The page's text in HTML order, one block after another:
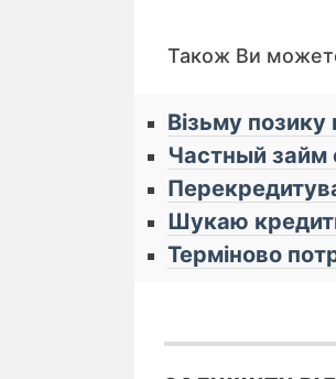
Також Ви
Візьму
Частный займ
Шукаю
Терміново
До уваги кредиторів!